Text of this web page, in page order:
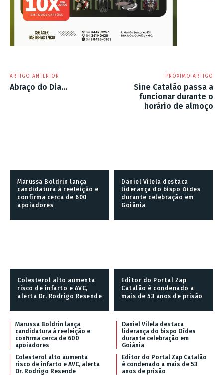
ARTIGO ANTERIOR
Abraço do Dia…
PRÓXIMO ARTIGO
Sine Catalão passa a
funcionar durante o
horário de almoço
Marussa Boldrin lança
candidatura à reeleição e
confirma cerca de 600
apoiadores
Daniel Vilela destaca
liderança do bispo Oídes
durante celebração em
Goiânia
Colesterol alto aumenta
risco de infarto e AVC,
alerta Dr. Rodrigo Resende
Editor do Portal Zap
Catalão é condenado a
mais de 53 anos de prisão
Marussa Boldrin lança
candidatura à reeleição e
confirma cerca de 600
apoiadores
Daniel Vilela destaca
liderança do bispo Oídes
durante celebração em
Goiânia
Colesterol alto aumenta
risco de infarto e AVC, alerta
Dr. Rodrigo Resende
Editor do Portal Zap Catalão
é condenado a mais de 53
anos de prisão